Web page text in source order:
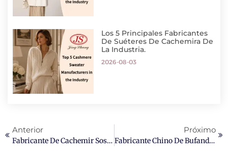
Los 5 Principales Fabricantes
De Suéteres De Cachemira De
La Industria.
2026-08-03
Anterior
Fabricante De Cachemir Sostenible De Primera Categoría A Nivel Mundial
Próximo
Fabricante Chino De Bufandas De Cachemira Personalizadas OEM Y ODM